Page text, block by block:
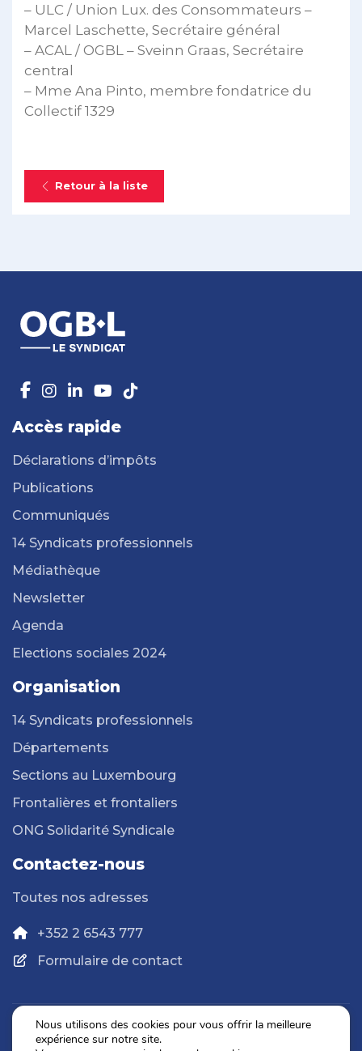
– ULC / Union Lux. des Consommateurs –
Marcel Laschette, Secrétaire général
– ACAL / OGBL – Sveinn Graas, Secrétaire
central
– Mme Ana Pinto, membre fondatrice du
Collectif 1329
Retour à la liste
Accès rapide
Déclarations d’impôts
Publications
Communiqués
14 Syndicats professionnels
Médiathèque
Newsletter
Agenda
Elections sociales 2024
Organisation
14 Syndicats professionnels
Départements
Sections au Luxembourg
Frontalières et frontaliers
ONG Solidarité Syndicale
Contactez-nous
Toutes nos adresses
+352 2 6543 777
Formulaire de contact
Politique de confidentialité
Nous utilisons des cookies pour vous offrir la meilleure
expérience sur notre site.